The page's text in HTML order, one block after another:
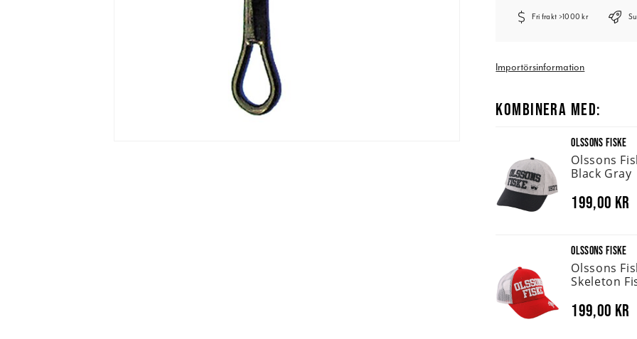
Fri frakt >1000 kr
Importörsinformation
KOMBINERA MED:
OLSSONS FISKE
Olssons
Black Gray
199,00 kr
OLSSONS FISKE
Olssons
Skeleton
199,00 kr